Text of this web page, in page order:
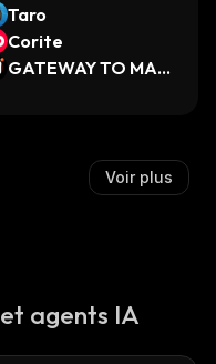
Taro
Corite
GATEWAY TO MAR
Voir plus
agents IA